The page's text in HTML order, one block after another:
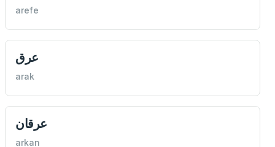
arefe
عرق
arak
عرقان
arkan